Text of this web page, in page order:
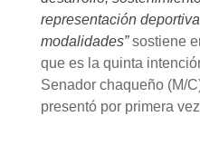
representación
modalidades”sostiene
que es la quinta
Senador chaqueño (M/
presentó por